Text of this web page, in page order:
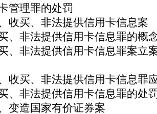
管理罪的处罚
收买、非法提供信用卡信息案
、非法提供信用卡信息罪的概
、非法提供信用卡信息罪案立
收买、非法提供信用卡信息罪
、非法提供信用卡信息罪的处
变造国家有价证券案